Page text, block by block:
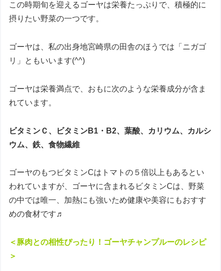
この時期旬を迎えるゴーヤは栄養たっぷりで、積極的に
摂りたい野菜の一つです。
ゴーヤは、私の出身地宮崎県の田舎のほうでは「ニガゴ
リ」ともいいます(^^)
ゴーヤは栄養満点で、おもに次のような栄養成分が含ま
れています。
ビタミンＣ、ビタミンB1・B2、葉酸、カリウム、カルシ
ウム、鉄、食物繊維
ゴーヤのもつビタミンCはトマトの５倍以上もあるとい
われていますが、ゴーヤに含まれるビタミンCは、野菜
の中では唯一、加熱にも強いため健康や美容にもおすす
めの食材です♬
＜豚肉との相性ぴったり！ゴーヤチャンプルーのレシピ
＞